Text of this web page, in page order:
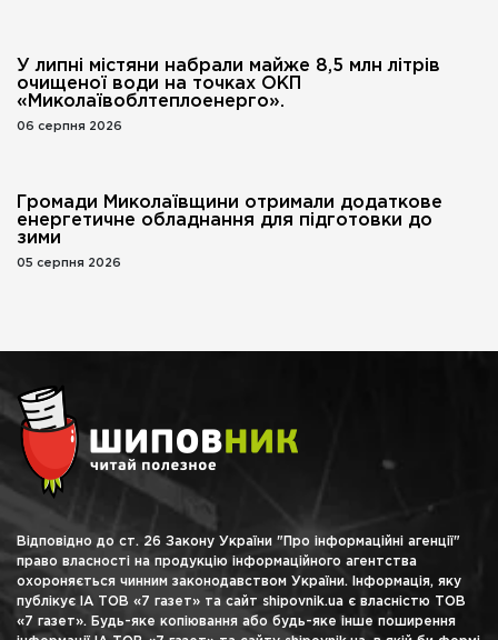
У липні містяни набрали майже 8,5 млн літрів
очищеної води на точках ОКП
«Миколаївоблтеплоенерго».
06 серпня 2026
Громади Миколаївщини отримали додаткове
енергетичне обладнання для підготовки до
зими
05 серпня 2026
Відповідно до ст. 26 Закону України "Про інформаційні агенції"
право власності на продукцію інформаційного агентства
охороняється чинним законодавством України. Інформація, яку
публікує ІА ТОВ «7 газет» та сайт shipovnik.ua є власністю ТОВ
«7 газет». Будь-яке копіювання або будь-яке інше поширення